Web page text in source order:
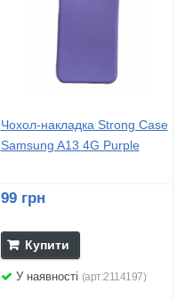
Чохол-накладка Strong Case
Samsung A13 4G Purple
99 грн
Купити
У наявності (арт:2114197)